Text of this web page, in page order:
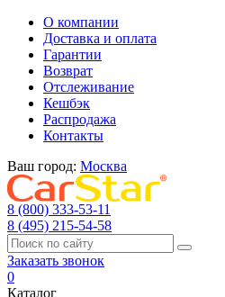
О компании
Доставка и оплата
Гарантии
Возврат
Отслеживание
Кешбэк
Распродажа
Контакты
Ваш город: Москва
8 (800) 333-53-11
8 (495) 215-54-58
Заказать звонок
0
Каталог